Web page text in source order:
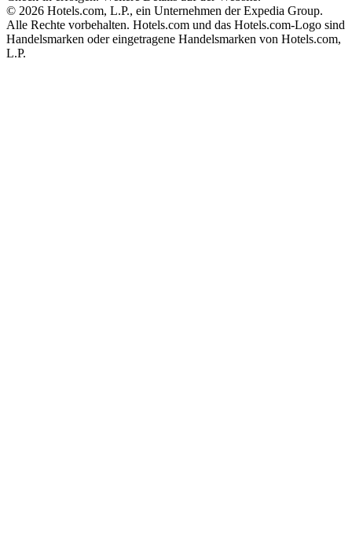
© 2026 Hotels.com, L.P., ein Unternehmen der Expedia Group.
Alle Rechte vorbehalten. Hotels.com und das Hotels.com-Logo sind
Handelsmarken oder eingetragene Handelsmarken von Hotels.com,
L.P.